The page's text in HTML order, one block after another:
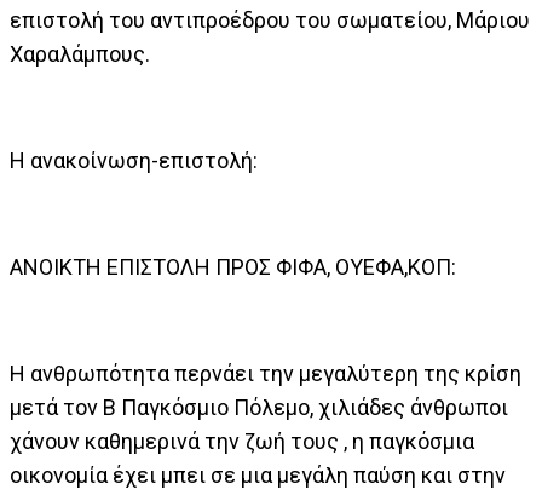
επιστολή του αντιπροέδρου του σωματείου, Μάριου
Χαραλάμπους.
Η ανακοίνωση-επιστολή:
ΑΝΟΙΚΤΗ ΕΠΙΣΤΟΛΗ ΠΡΟΣ ΦΙΦΑ, ΟΥΕΦΑ,ΚΟΠ:
Η ανθρωπότητα περνάει την μεγαλύτερη της κρίση
μετά τον Β Παγκόσμιο Πόλεμο, χιλιάδες άνθρωποι
χάνουν καθημερινά την ζωή τους , η παγκόσμια
οικονομία έχει μπει σε μια μεγάλη παύση και στην